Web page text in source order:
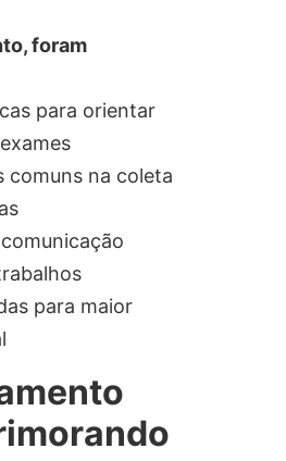
foram
para orientar
comuns na coleta
para maior